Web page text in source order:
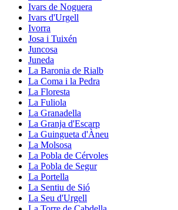
Ivars de Noguera
Ivars d'Urgell
Ivorra
Josa i Tuixén
Juncosa
Juneda
La Baronia de Rialb
La Coma i la Pedra
La Floresta
La Fuliola
La Granadella
La Granja d'Escarp
La Guingueta d'Àneu
La Molsosa
La Pobla de Cérvoles
La Pobla de Segur
La Portella
La Sentiu de Sió
La Seu d'Urgell